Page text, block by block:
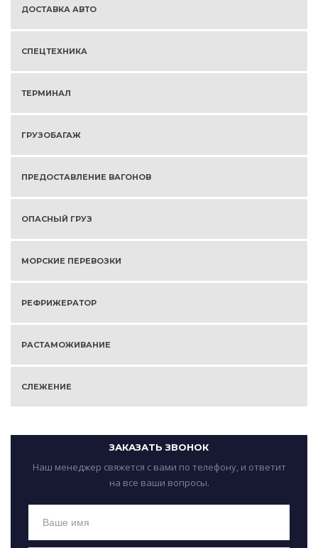
ДОСТАВКА АВТО
СПЕЦТЕХНИКА
ТЕРМИНАЛ
ГРУЗОБАГАЖ
ПРЕДОСТАВЛЕНИЕ ВАГОНОВ
ОПАСНЫЙ ГРУЗ
МОРСКИЕ ПЕРЕВОЗКИ
РЕФРИЖЕРАТОР
РАСТАМОЖИВАНИЕ
СЛЕЖЕНИЕ
ЗАКАЗАТЬ ЗВОНОК
Наш менеджер свяжется с вами по телефону, и ответит
на все ваши вопросы.